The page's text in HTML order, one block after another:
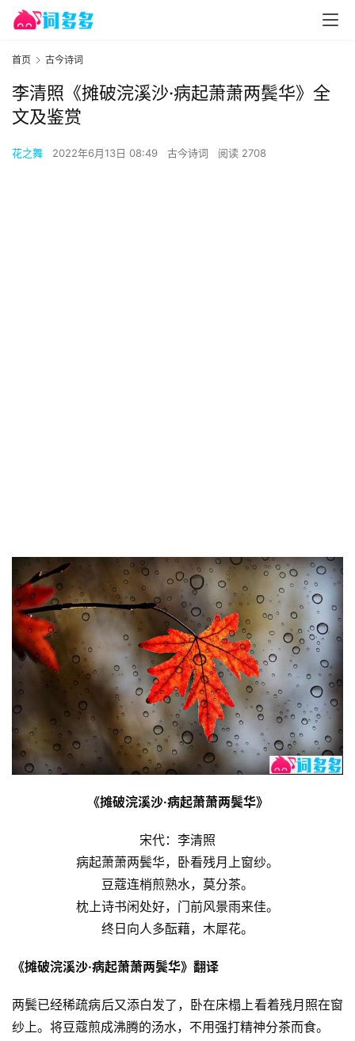
首页 古今诗词
李清照《摊破浣溪沙·病起萧萧两鬓华》全
文及鉴赏
花之舞 2022年6月13日 08:49 古今诗词 阅读 2708
《摊破浣溪沙·病起萧萧两鬓华》
宋代：李清照
病起萧萧两鬓华，卧看残月上窗纱。
豆蔻连梢煎熟水，莫分茶。
枕上诗书闲处好，门前风景雨来佳。
终日向人多酝藉，木犀花。
《摊破浣溪沙·病起萧萧两鬓华》翻译
两鬓已经稀疏病后又添白发了，卧在床榻上看着残月照在窗
纱上。将豆蔻煎成沸腾的汤水，不用强打精神分茶而食。